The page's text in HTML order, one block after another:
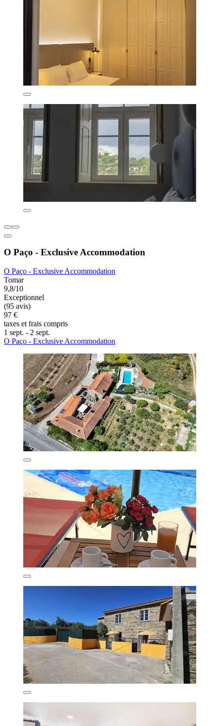
O Paço - Exclusive Accommodation
O Paço - Exclusive Accommodation
Tomar
9,8/10
Exceptionnel
(95 avis)
97 €
taxes et frais compris
1 sept. - 2 sept.
O Paço - Exclusive Accommodation